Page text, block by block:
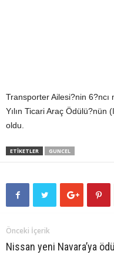
Transporter Ailesi?nin 6?ncı
Yılın Ticari Araç
oldu.
ETIKETLER GUNCEL
Önceki İçerik
Nissan yeni Navara’ya ödül